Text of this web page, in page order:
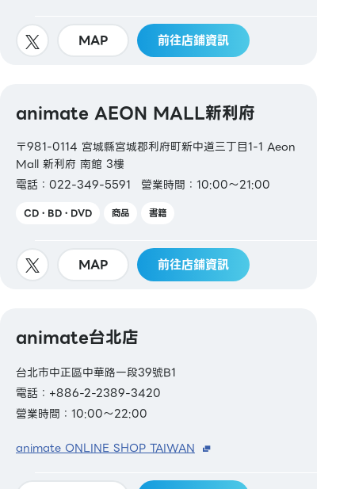
MAP 前往店鋪資訊
animate AEON MALL新利府
〒981-0114 宮城縣宮城郡利府町新中道三丁目1-1 Aeon
Mall 新利府 南館 3樓
電話：022-349-5591
營業時間：10:00～21:00
CD・BD・DVD 商品 書籍
MAP 前往店鋪資訊
animate台北店
台北市中正區中華路一段39號B1
電話：+886-2-2389-3420
營業時間：10:00～22:00
animate ONLINE SHOP TAIWAN